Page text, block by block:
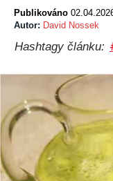
Publikováno
Autor: David Nossek
Hashtagy článku: